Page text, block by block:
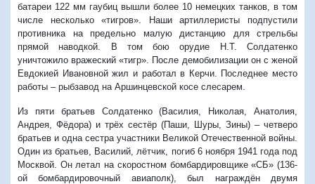
батареи 122 мм гаубиц вышли более 10 немецких танков, в том
числе несколько «тигров». Наши артиллеристы подпустили
противника на предельно малую дистанцию для стрельбы
прямой наводкой. В том бою орудие Н.Т. Солдатенко
уничтожило вражеский «тигр». После демобилизации он с женой
Евдокией Ивановной жил и работал в Керчи. Последнее место
работы – рыбзавод на Аршинцевской косе слесарем.
Из пяти братьев Солдатенко (Василия, Николая, Анатолия,
Андрея, Фёдора) и трёх сестёр (Паши, Шуры, Зины) – четверо
братьев и одна сестра участники Великой Отечественной войны.
Один из братьев, Василий, лётчик, погиб 6 ноября 1941 года под
Москвой. Он летал на скоростном бомбардировщике «СБ» (136-
ой бомбардировочный авиаполк), был награждён двумя